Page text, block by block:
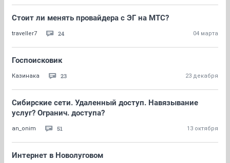
Стоит ли менять провайдера с ЭГ на МТС?
traveller7 24 04 марта
Госпоисковик
Казинака 23 23 декабря
Сибирские сети. Удаленный доступ. Навязывание
услуг? Огранич. доступа?
an_onim 51 13 октября
Интернет в Новолуговом